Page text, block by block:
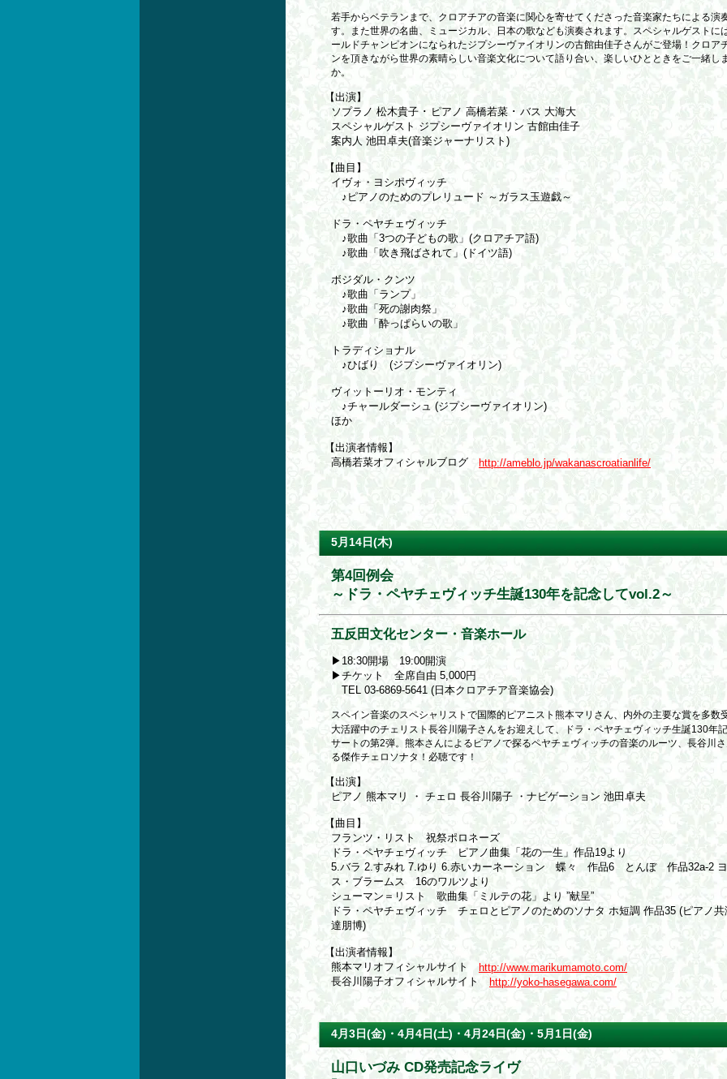
若手からベテランまで、クロアチアの音楽に関心を寄せてくださった音楽家たちによる演
す。また世界の名曲、ミュージカル、日本の歌なども演奏されます。スペシャルゲストに
ールドチャンピオンになられたジプシーヴァイオリンの古館由佳子さんがご登場！クロア
ンを頂きながら世界の素晴らしい音楽文化について語り合い、楽しいひとときをご一緒し
か。
【出演】
ソプラノ 松木貴子 ･ ピアノ 高橋若菜 ･ バス 大海大
スペシャルゲスト ジプシーヴァイオリン 古館由佳子
案内人 池田卓夫(音楽ジャーナリスト)
【曲目】
イヴォ・ヨシポヴィッチ
♪ピアノのためのプレリュード ～ガラス玉遊戯～
ドラ・ペヤチェヴィッチ
♪歌曲「3つの子どもの歌」(クロアチア語)
♪歌曲「吹き飛ばされて」(ドイツ語)
ボジダル・クンツ
♪歌曲「ランプ」
♪歌曲「死の謝肉祭」
♪歌曲「酔っぱらいの歌」
トラディショナル
♪ひばり (ジプシーヴァイオリン)
ヴィットーリオ・モンティ
♪チャールダーシュ (ジプシーヴァイオリン)
ほか
【出演者情報】
高橋若菜オフィシャルブログ
http://ameblo.jp/wakanascroatianlife/
5月14日(木)
第4回例会
～ドラ・ペヤチェヴィッチ生誕130年を記念してvol.2～
五反田文化センター・音楽ホール
▶18:30開場 19:00開演
▶チケット 全席自由 5,000円
TEL 03-6869-5641 (日本クロアチア音楽協会)
スペイン音楽のスペシャリストで国際的ピアニスト熊本マリさん、内外の主要な賞を多数
大活躍中のチェリスト長谷川陽子さんをお迎えして、ドラ・ペヤチェヴィッチ生誕130年
サートの第2弾。熊本さんによるピアノで探るペヤチェヴィッチの音楽のルーツ、長谷川
る傑作チェロソナタ！必聴です！
【出演】
ピアノ 熊本マリ ・ チェロ 長谷川陽子 ・ナビゲーション 池田卓夫
【曲目】
フランツ・リスト 祝祭ポロネーズ
ドラ・ペヤチェヴィッチ ピアノ曲集「花の一生」作品19より
5.バラ 2.すみれ 7.ゆり 6.赤いカーネーション 蝶々 作品6 とんぼ 作品32a-2
ス・ブラームス 16のワルツより
シューマン＝リスト 歌曲集「ミルテの花」より ”献呈”
ドラ・ペヤチェヴィッチ チェロとピアノのためのソナタ ホ短調 作品35 (ピアノ共
達朋博)
【出演者情報】
熊本マリオフィシャルサイト
http://www.marikumamoto.com/
長谷川陽子オフィシャルサイト
http://yoko-hasegawa.com/
4月3日(金)・4月4日(土)・4月24日(金)・5月1日(金)
山口いづみ CD発売記念ライヴ